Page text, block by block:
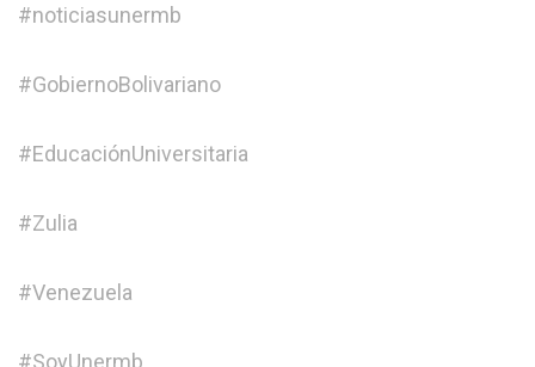
#noticiasunermb
#GobiernoBolivariano
#EducaciónUniversitaria
#Zulia
#Venezuela
#SoyUnermb